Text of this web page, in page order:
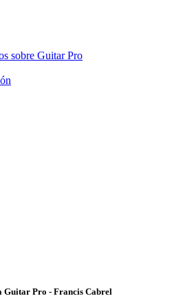
sobre Guitar Pro
Guitar Pro - Francis Cabrel